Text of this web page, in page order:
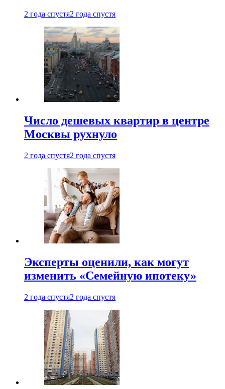
2 года спустя2 года спустя
Число дешевых квартир в центре
Москвы рухнуло
2 года спустя2 года спустя
Эксперты оценили, как могут
изменить «Семейную ипотеку»
2 года спустя2 года спустя